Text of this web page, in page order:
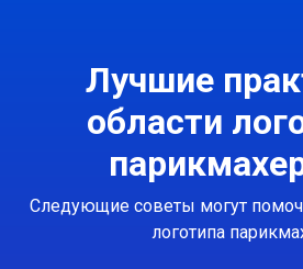
Лучшие
области
Следующие советы могут
логотипа